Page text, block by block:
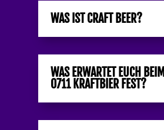
WAS IST CRAFT BEER?
WAS ERWARTET EUCH BEIM
0711 KRAFTBIER FEST?